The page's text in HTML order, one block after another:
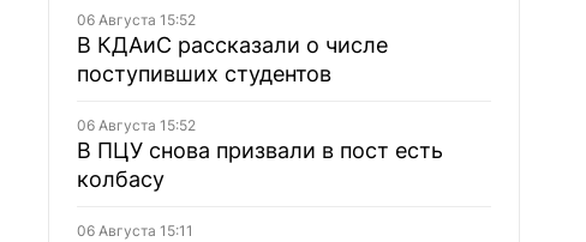
06 Августа 15:52
В КДАиС рассказали о числе
поступивших студентов
06 Августа 15:52
В ПЦУ снова призвали в пост есть
колбасу
06 Августа 15:11